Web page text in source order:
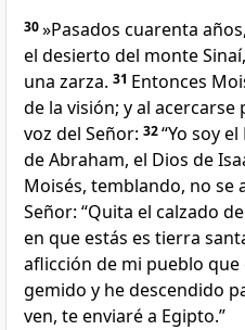
30»Pasados cuarenta
el desierto del monte
una zarza. 31 Entonces
de la visión; y al acercarse
voz del Señor: 32“Yo soy
de Abraham, el Dios de
Moisés, temblando, no se
Señor: “Quita el calzado
en que estás es tierra
aflicción de mi pueblo
gemido y he descendido
ven, te enviaré a Egipto.”